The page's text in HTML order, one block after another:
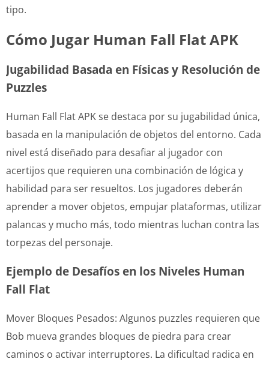
tipo.
Cómo Jugar Human Fall Flat APK
Jugabilidad Basada en Físicas y Resolución de
Puzzles
Human Fall Flat APK se destaca por su jugabilidad única,
basada en la manipulación de objetos del entorno. Cada
nivel está diseñado para desafiar al jugador con
acertijos que requieren una combinación de lógica y
habilidad para ser resueltos. Los jugadores deberán
aprender a mover objetos, empujar plataformas, utilizar
palancas y mucho más, todo mientras luchan contra las
torpezas del personaje.
Ejemplo de Desafíos en los Niveles Human
Fall Flat
Mover Bloques Pesados: Algunos puzzles requieren que
Bob mueva grandes bloques de piedra para crear
caminos o activar interruptores. La dificultad radica en